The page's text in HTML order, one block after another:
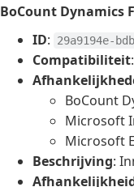
BoCount Dynamics
ID: 29a9194e-
Compatibiliteit
BoCount
Microsoft
Microsoft
Beschrijving: